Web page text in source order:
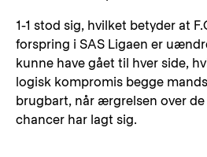
1-1 stod sig, hvilket betyder at
forspring i SAS Ligaen er
kunne have gået til hver side,
logisk kompromis begge
brugbart, når ærgrelsen over
chancer har lagt sig.